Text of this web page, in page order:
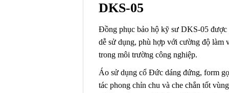
DKS-05
Đồng phục bảo hộ kỹ sư DKS-05 được
dễ sử dụng, phù hợp với cường độ làm
trong môi trường công nghiệp.
Áo sử dụng cổ Đức dáng đứng, form
tác phong chỉn chu và che chắn tốt